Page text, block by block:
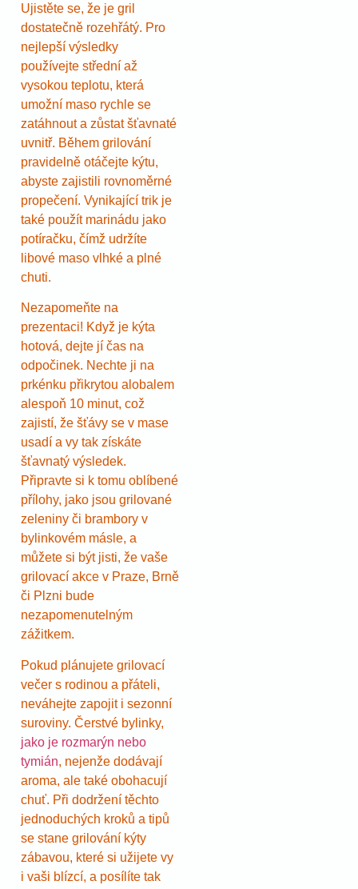
Ujistěte se, že je gril
dostatečně rozehřátý. Pro
nejlepší výsledky
používejte střední až
vysokou teplotu, která
umožní maso rychle se
zatáhnout a zůstat šťavnaté
uvnitř. Během grilování
pravidelně otáčejte kýtu,
abyste zajistili rovnoměrné
propečení. Vynikající trik je
také použít marinádu jako
potíračku, čímž udržíte
libové maso vlhké a plné
chuti.
Nezapomeňte na
prezentaci! Když je kýta
hotová, dejte jí čas na
odpočinek. Nechte ji na
prkénku přikrytou alobalem
alespoň 10 minut, což
zajistí, že šťávy se v mase
usadí a vy tak získáte
šťavnatý výsledek.
Připravte si k tomu oblíbené
přílohy, jako jsou grilované
zeleniny či brambory v
bylinkovém másle, a
můžete si být jisti, že vaše
grilovací akce v Praze, Brně
či Plzni bude
nezapomenutelným
zážitkem.
Pokud plánujete grilovací
večer s rodinou a přáteli,
neváhejte zapojit i sezonní
suroviny. Čerstvé bylinky,
jako je rozmarýn nebo
tymián, nejenže dodávají
aroma, ale také obohacují
chuť. Při dodržení těchto
jednoduchých kroků a tipů
se stane grilování kýty
zábavou, které si užijete vy
i vaši blízcí, a posílíte tak